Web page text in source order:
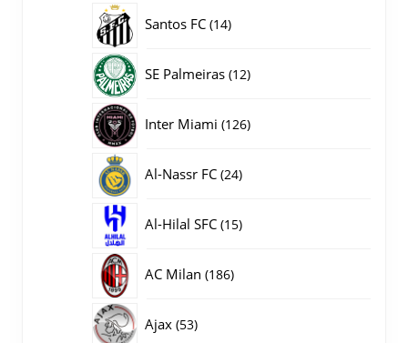
Santos FC 1414
SE Palmeiras 1212
Inter Miami 126126
Al-Nassr FC 2424
Al-Hilal SFC 1515
AC Milan 186186
Ajax 5353